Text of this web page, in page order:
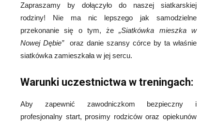
Zapraszamy by dołączyło do naszej siatkarskiej
rodziny! Nie ma nic lepszego jak samodzielne
przekonanie się o tym, że„Siatkówka mieszka w
Nowej Dębie” oraz danie szansy córce by ta właśnie
siatkówka zamieszkała w jej sercu.
Warunki uczestnictwa w treningach:
Aby zapewnić zawodniczkom bezpieczny i
profesjonalny start, prosimy rodziców oraz opiekunów